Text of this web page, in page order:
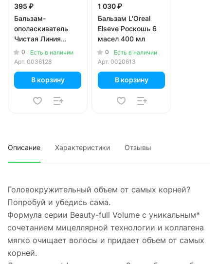
395 ₽
Бальзам-
ополаскиватель
Чистая Линия
Пшеница и лен
Объем и сила для
ослабленных волос
380 мл
0
Есть в наличии
Арт. 0036128
В корзину
1 030 ₽
Бальзам L'Oreal
Elseve Роскошь 6
масел 400 мл
0
Есть в наличии
Арт. 0020613
В корзину
Описание Характеристики Отзывы
Головокружительный объем от самых корней?
Попробуй и убедись сама.
Формула серии Beauty-full Volume с уникальным*
сочетанием мицеллярной технологии и коллагена
мягко очищает волосы и придает объем от самых
корней.